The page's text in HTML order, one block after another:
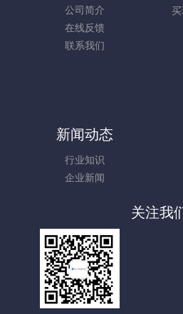
公司简介
在线反馈
联系我们
新闻动态
行业知识
企业新闻
关注我